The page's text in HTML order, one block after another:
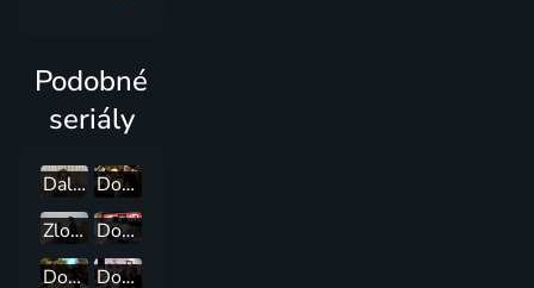
Podobné
seriály
Dalgliesh
Dobrodružstvá Sherlocka Holmesa
Zločiny z vřesovišť
Dobrodružstvá Sherlocka Holmesa
Dobrodružstvá Sherlocka Holmesa
Dobrodružstvá Sherlocka Holmesa